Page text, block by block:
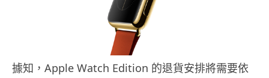
據知，Apple Watch Edition 的退貨安排將需要依